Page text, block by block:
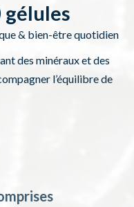
gélules
& bien-être quotidien
des minéraux et des
l’équilibre de